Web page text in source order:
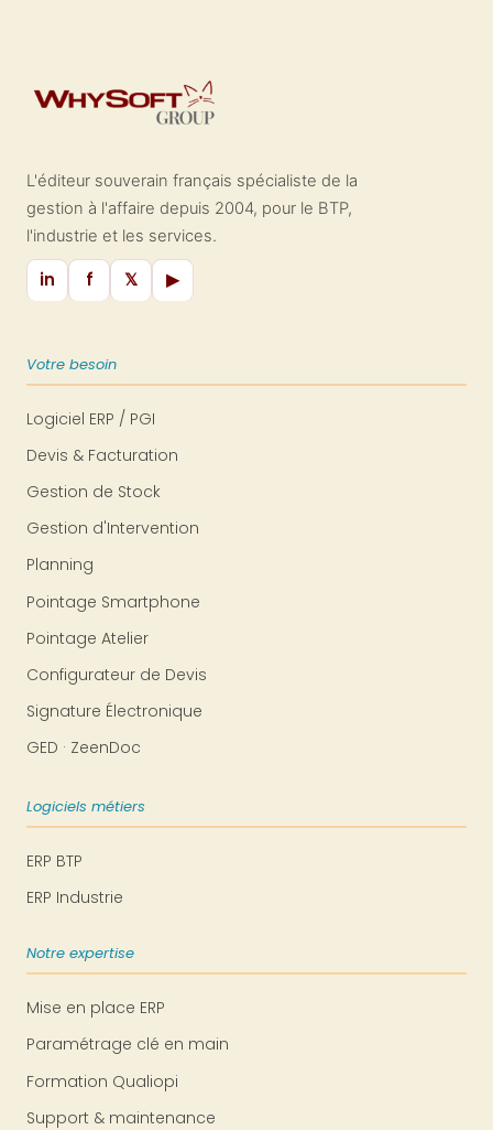
L'éditeur souverain français spécialiste de la
gestion à l'affaire depuis 2004, pour le BTP,
l'industrie et les services.
in f 𝕏 ▶
Votre besoin
Logiciel ERP / PGI
Devis & Facturation
Gestion de Stock
Gestion d'Intervention
Planning
Pointage Smartphone
Pointage Atelier
Configurateur de Devis
Signature Électronique
GED · ZeenDoc
Logiciels métiers
ERP BTP
ERP Industrie
Notre expertise
Mise en place ERP
Paramétrage clé en main
Formation Qualiopi
Support & maintenance